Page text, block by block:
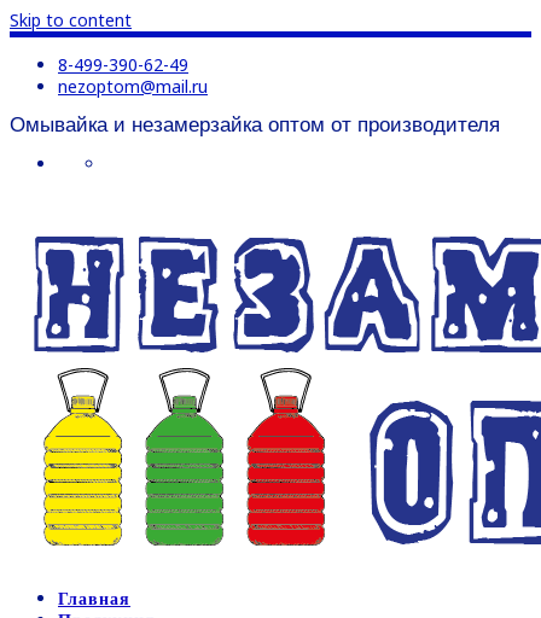
Skip to content
8-499-390-62-49
nezoptom@mail.ru
Омывайка и незамерзайка оптом от производителя
Главная